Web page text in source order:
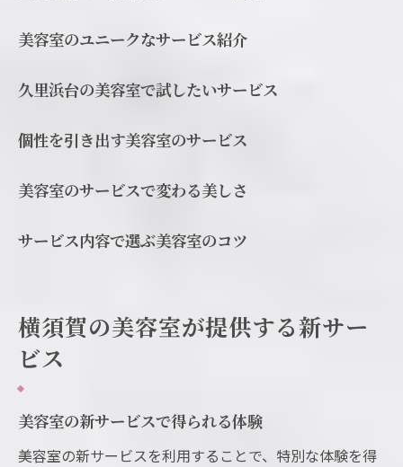
美容室のユニークなサービス紹介
久里浜台の美容室で試したいサービス
個性を引き出す美容室のサービス
美容室のサービスで変わる美しさ
サービス内容で選ぶ美容室のコツ
横須賀の美容室が提供する新サー
ビス
美容室の新サービスで得られる体験
美容室の新サービスを利用することで、特別な体験を得